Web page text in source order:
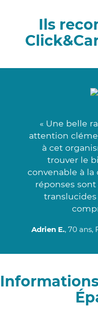
Ils
« Une belle
attention
à cet
trouver le
convenable à
réponses
Adrien E., 70 ans,